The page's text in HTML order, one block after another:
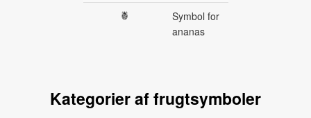
🍍
Symbol for
ananas
Kategorier af frugtsymboler